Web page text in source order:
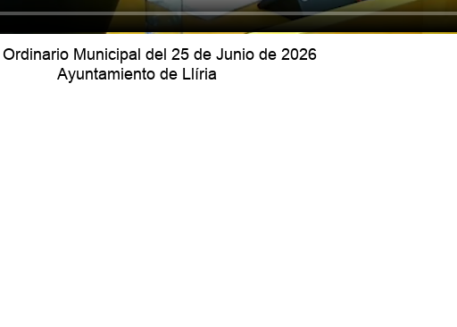
Municipal del 25 de Junio de 2026
Ayuntamiento de Llíria